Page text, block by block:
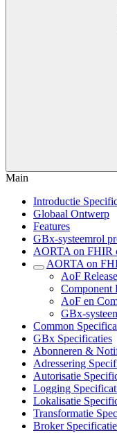
Main
Introductie
Globaal Ontwerp
Features
GBx-systeemrol
AORTA on FHIR
AORTA on
AoF
Component
AoF en
GBx-
Common
GBx Specificaties
Abonneren &
Adressering
Autorisatie
Logging
Lokalisatie
Transformatie
Broker